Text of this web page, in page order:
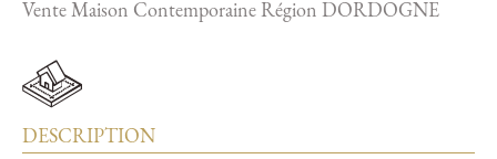
Vente Maison Contemporaine Région DORDOGNE
DESCRIPTION